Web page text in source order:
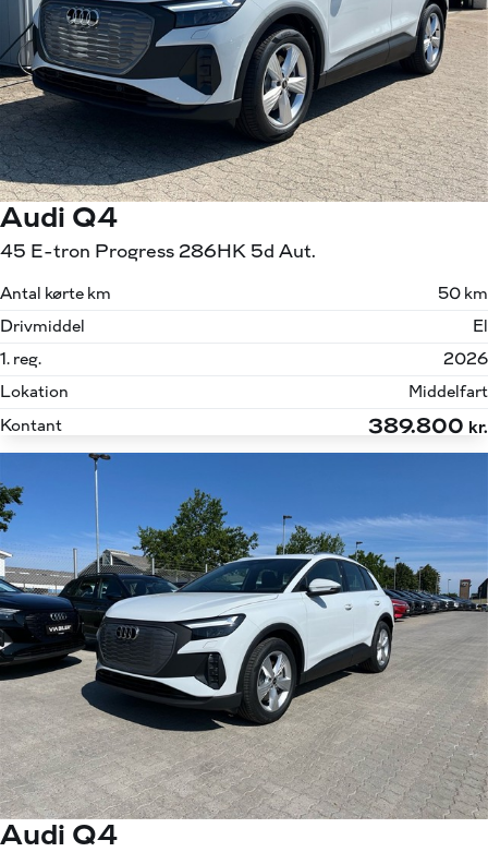
Audi Q4
45 E-tron Progress 286HK 5d Aut.
Antal kørte km
50 km
Drivmiddel
El
1. reg.
2026
Lokation
Middelfart
Kontant
389.800 kr.
Audi Q4